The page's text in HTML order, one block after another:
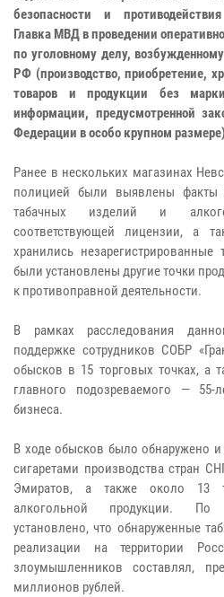
безопасности и
Главка МВД в проведении
по уголовному делу,
РФ (производство, приобретение,
товаров и продукции без
информации, предусмотренной
Федерации в особо крупном
Ранее в нескольких магазинах
полицией были выявлены факты
табачных изделий и
соответствующей лицензии, а
хранились
были установлены другие точки
к противоправной деятельности.
В рамках расследования
поддержке сотрудников СОБР
обысков в 15 торговых точках, а
главного подозреваемого — 55-
бизнеса.
В ходе обысков было обнаружено
сигаретами производства стран
Эмиратов, а также около 13
алкогольной продукции. По
установлено, что обнаруженные
реализации на территории
злоумышленников составлял,
миллионов рублей.